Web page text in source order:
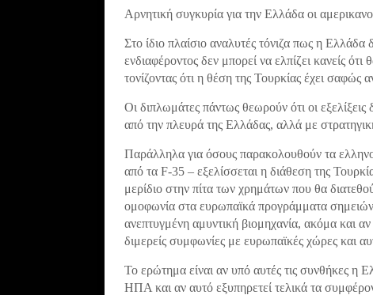
Αρνητική συγκυρία για την Ελλάδα οι
Στο ίδιο πλαίσιο αναλυτές τόνιζα πως η
ενδιαφέροντος δεν μπορεί να ελπίζει κανείς
τονίζοντας ότι η θέση της Τουρκίας έχει
Οι διπλωμάτες πάντως θεωρούν ότι οι
από την πλευρά της Ελλάδας, αλλά με
Παράλληλα για όσους παρακολουθούν τα
από τα F-35 – εξελίσσεται η διάθεση της
μερίδιο στην πίτα των χρημάτων που θα
ομοφωνία στα ευρωπαϊκά προγράμματα
ανεπτυγμένη αμυντική βιομηχανία, ακόμα και
διμερείς συμφωνίες με ευρωπαϊκές χώρες και
Το ερώτημα είναι αν υπό αυτές τις συνθήκες η
ΗΠΑ και αν αυτό εξυπηρετεί τελικά τα